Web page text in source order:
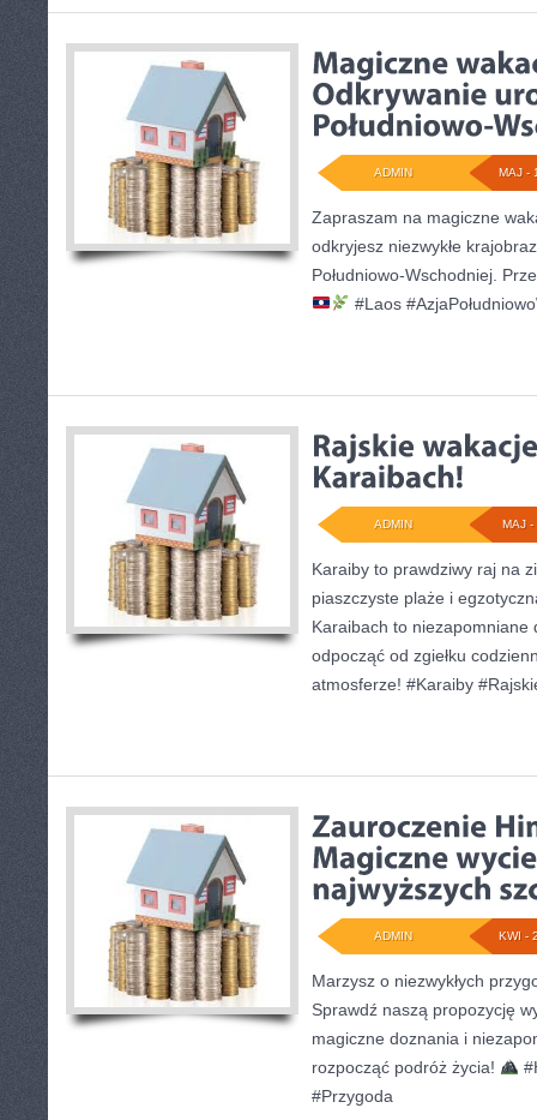
MAJ -
ADMIN
Zapraszam na magiczne
odkryjesz niezwykłe
Południowo-Wschodniej.
#Laos
MAJ -
ADMIN
Karaiby to prawdziwy raj na
piaszczyste plaże i
Karaibach to niezapomniane
odpocząć od zgiełku
atmosferze! #Karaiby
KWI -
ADMIN
Marzysz o niezwykłych
Sprawdź naszą propozycję
magiczne doznania i
rozpocząć podróż życia!
#Przygoda